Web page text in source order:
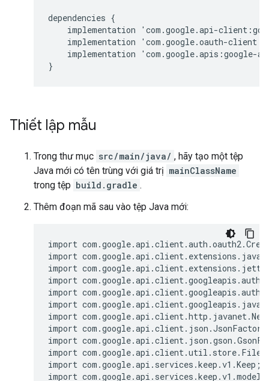
dependencies {
implementation 'com.google.api-
implementation 'com.google.oauth-
implementation 'com.google.apis:google-
Thiết lập mẫu
Trong thư mục src/main/java/ , hãy tạo một tệp
Java mới có tên trùng với giá trị mainClassName
trong tệp build.gradle .
Thêm đoạn mã sau vào tệp Java mới:
import
import
import
import
import
import
import
import
import
import
import com.google.api.services.keep.v1.Keep;
import